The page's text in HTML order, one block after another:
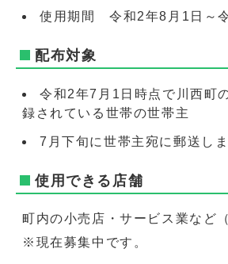
使用期間 令和2年8月1日～
配布対象
令和2年7月1日時点で川西町
録されている世帯の世帯主
7月下旬に世帯主宛に郵送しま
使用できる店舗
町内の小売店・サービス業など
※現在募集中です。